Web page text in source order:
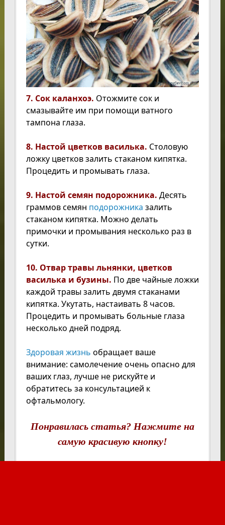
7. Сок каланхоэ. Отожмите сок и
смазывайте им при помощи ватного
тампона глаза.
8. Настой цветков василька. Столовую
ложку цветков залить стаканом кипятка.
Процедить и промывать глаза.
9. Настой семян подорожника. Десять
граммов семян подорожника залить
стаканом кипятка. Можно делать
примочки и промывания несколько раз в
сутки.
10. Отвар травы льнянки, цветков
василька и бузины. По две чайные ложки
каждой травы залить двумя стаканами
кипятка. Укутать, настаивать 8 часов.
Процедить и промывать больные глаза
несколько дней подряд.
Здоровая жизнь обращает ваше
внимание: самолечение очень опасно для
ваших глаз, лучше не рискуйте и
обратитесь за консультацией к
офтальмологу.
Понравилась статья? Нажмите на
самую красивую кнопку!